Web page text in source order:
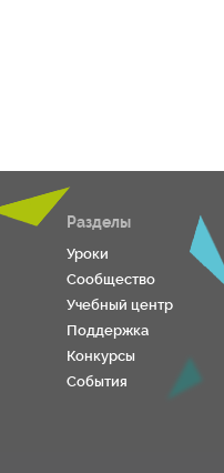
Разделы
Уроки
Сообщество
Учебный центр
Поддержка
Конкурсы
События